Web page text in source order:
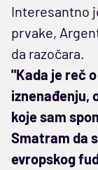
Interesantno
prvake,
da razočara.
"Kada je reč
iznenađenju,
koje sam
Smatram da
evropskog